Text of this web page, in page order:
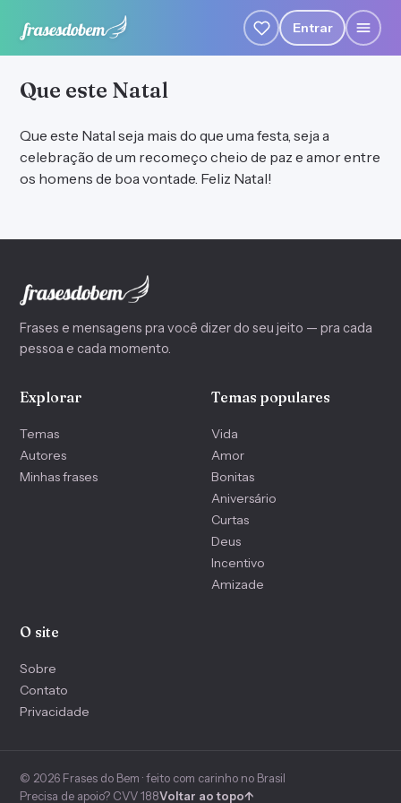
Entrar
Que este Natal
Que este Natal seja mais do que uma festa, seja a
celebração de um recomeço cheio de paz e amor entre
os homens de boa vontade. Feliz Natal!
Frases e mensagens pra você dizer do seu jeito — pra cada
pessoa e cada momento.
Explorar
Temas
Autores
Minhas frases
Temas populares
Vida
Amor
Bonitas
Aniversário
Curtas
Deus
Incentivo
Amizade
O site
Sobre
Contato
Privacidade
© 2026 Frases do Bem · feito com carinho no Brasil
Precisa de apoio? CVV 188Voltar ao topo↑